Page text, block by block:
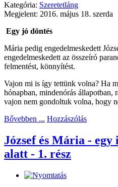
Kategória: Szeretetláng
Megjelent: 2016. május 18. szerda
Egy jó döntés
Mária pedig engedelmeskedett
engedelmeskedett az összeíró
felmentést, könnyítést.
Vajon mi is így tettünk volna? Ha
hónapban, mindenórás állapotban,
vajon nem gondoltuk volna, hogy
Bővebben ... Hozzászólás
József és Mária -
alatt - 1. rész